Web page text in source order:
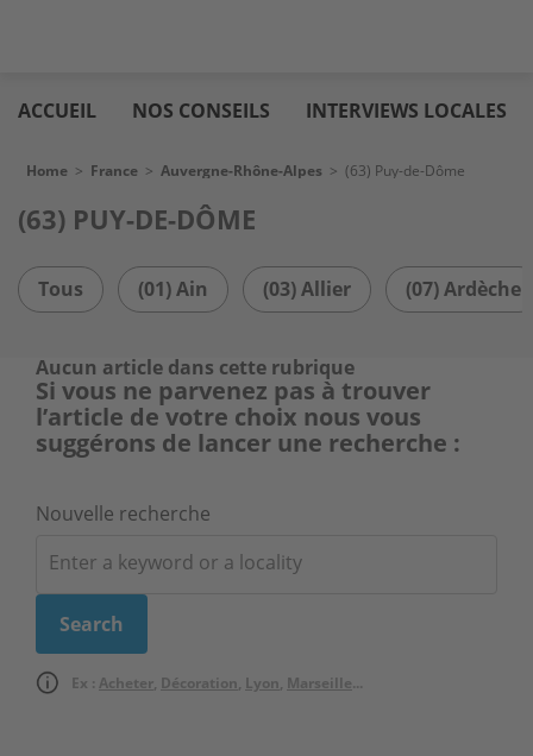
main
immo
ACCUEIL NOS CONSEILS INTERVIEWS LOCALES
Breadcrumb
Home > France > Auvergne-Rhône-Alpes > (63) Puy-de-Dôme
(63) PUY-DE-DÔME
Tous (01) Ain (03) Allier (07) Ardèche
Aucun article dans cette rubrique
Si vous ne parvenez pas à trouver
l’article de votre choix nous vous
suggérons de lancer une recherche :
Nouvelle recherche
Ex : Acheter, Décoration, Lyon, Marseille...